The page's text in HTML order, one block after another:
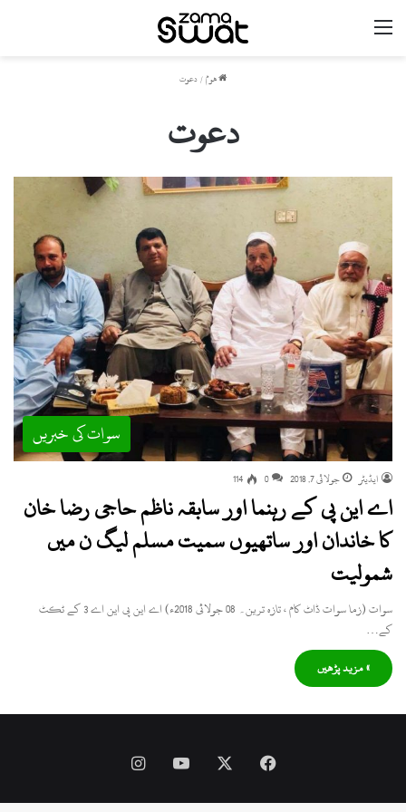
ھوم/دعوت
دعوت
سوات کی خبریں
ایڈیٹر جولائی 7, 2018 0
114
اے این پی کے رہنما اور سابقہ ناظم حاجی رضا خان
کا خاندان اور ساتھیوں سمیت مسلم لیگ ن میں
شمولیت
سوات (زما سوات ڈاٹ کام ، تازہ ترین۔ 08 جولائی 2018ء) اے این پی این اے 3 کے ٹکٹ
کے…
» مزید پڑھیں
Facebook
YouTube